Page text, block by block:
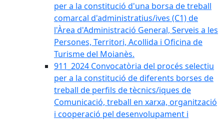
per a la constitució d'una borsa de treball
comarcal d'administratius/ives (C1) de
l'Àrea d'Administració General, Serveis a les
Persones, Territori, Acollida i Oficina de
Turisme del Moianès.
911_2024 Convocatòria del procés selectiu
per a la constitució de diferents borses de
treball de perfils de tècnics/iques de
Comunicació, treball en xarxa, organització
i cooperació pel desenvolupament i